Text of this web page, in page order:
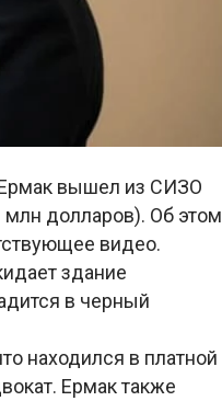
вышел из СИЗО
млн долларов). Об этом
видео.
здание
в черный
находился в платной
Ермак также